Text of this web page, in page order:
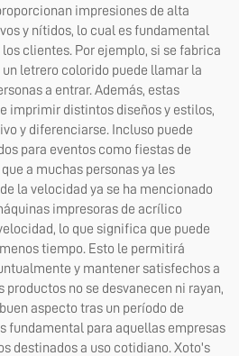
impresiones de alta
y nítidos, lo cual es fundamental
clientes. Por ejemplo, si se fabrica
letrero colorido puede llamar la
a entrar. Además, estas
imprimir distintos diseños y estilos,
y diferenciarse. Incluso puede
para eventos como fiestas de
a muchas personas ya les
la velocidad ya se ha mencionado
impresoras de acrílico
lo que significa que puede
tiempo. Esto le permitirá
y mantener satisfechos a
productos no se desvanecen ni rayan,
aspecto tras un período de
fundamental para aquellas empresas
destinados a uso cotidiano. Xoto's